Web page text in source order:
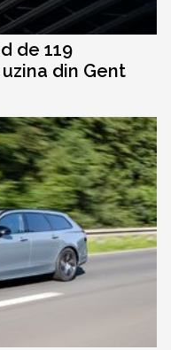
de 119
din Gent